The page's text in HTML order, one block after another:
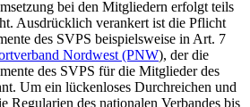
bei den Mitgliedern erfolgt teils
Ausdrücklich verankert ist die Pflicht
des SVPS beispielsweise in Art. 7
Nordwest (PNW), der die
des SVPS für die Mitglieder des
Um ein lückenloses Durchreichen und
Regularien des nationalen Verbandes bis